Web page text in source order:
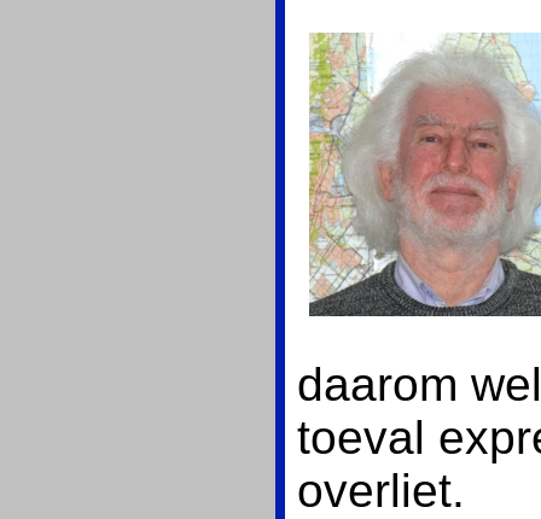
daarom
toeval
overliet.